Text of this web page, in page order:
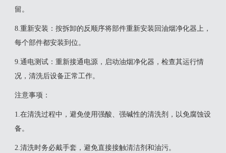
留。
‌8.重新安装‌：按拆卸的反顺序将部件重新安装回油烟净化器上，
每个部件都安装到位。
‌9.通电测试‌：重新接通电源，启动油烟净化器，检查其运行情
况，清洗后设备正常工作。
‌注意事项‌：
1.在清洗过程中，避免使用强酸、强碱性的清洗剂，以免腐蚀设
备。
2.清洗时务必戴手套，避免直接接触清洁剂和油污。